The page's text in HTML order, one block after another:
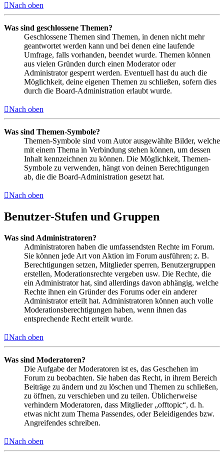
Nach oben
Was sind geschlossene Themen?
Geschlossene Themen sind Themen, in denen nicht mehr
geantwortet werden kann und bei denen eine laufende
Umfrage, falls vorhanden, beendet wurde. Themen können
aus vielen Gründen durch einen Moderator oder
Administrator gesperrt werden. Eventuell hast du auch die
Möglichkeit, deine eigenen Themen zu schließen, sofern dies
durch die Board-Administration erlaubt wurde.
Nach oben
Was sind Themen-Symbole?
Themen-Symbole sind vom Autor ausgewählte Bilder, welche
mit einem Thema in Verbindung stehen können, um dessen
Inhalt kennzeichnen zu können. Die Möglichkeit, Themen-
Symbole zu verwenden, hängt von deinen Berechtigungen
ab, die die Board-Administration gesetzt hat.
Nach oben
Benutzer-Stufen und Gruppen
Was sind Administratoren?
Administratoren haben die umfassendsten Rechte im Forum.
Sie können jede Art von Aktion im Forum ausführen; z. B.
Berechtigungen setzen, Mitglieder sperren, Benutzergruppen
erstellen, Moderationsrechte vergeben usw. Die Rechte, die
ein Administrator hat, sind allerdings davon abhängig, welche
Rechte ihnen ein Gründer des Forums oder ein anderer
Administrator erteilt hat. Administratoren können auch volle
Moderationsberechtigungen haben, wenn ihnen das
entsprechende Recht erteilt wurde.
Nach oben
Was sind Moderatoren?
Die Aufgabe der Moderatoren ist es, das Geschehen im
Forum zu beobachten. Sie haben das Recht, in ihrem Bereich
Beiträge zu ändern und zu löschen und Themen zu schließen,
zu öffnen, zu verschieben und zu teilen. Üblicherweise
verhindern Moderatoren, dass Mitglieder „offtopic“, d. h.
etwas nicht zum Thema Passendes, oder Beleidigendes bzw.
Angreifendes schreiben.
Nach oben